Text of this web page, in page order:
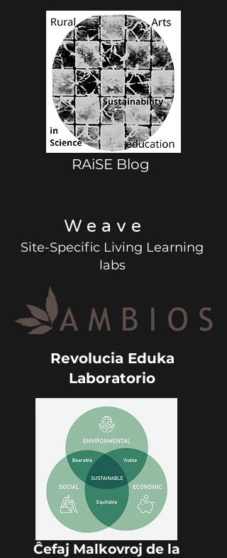
RAiSE Blog
W e a v e
Site-Specific Living Learning
labs
Revolucia Eduka
Laboratorio
Ĉefaj Malkovroj de la